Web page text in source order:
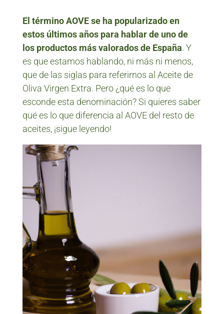
El término AOVE se ha popularizado en
estos últimos años para hablar de uno de
los productos más valorados de España. Y
es que estamos hablando, ni más ni menos,
que de las siglas para referirnos al Aceite de
Oliva Virgen Extra. Pero ¿qué es lo que
esconde esta denominación? Si quieres saber
qué es lo que diferencia al AOVE del resto de
aceites, ¡sigue leyendo!